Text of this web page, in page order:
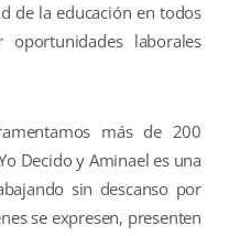
de la educación en todos
laborales
más de 200
Decido y Aminael es una
sin descanso por
se expresen, presenten